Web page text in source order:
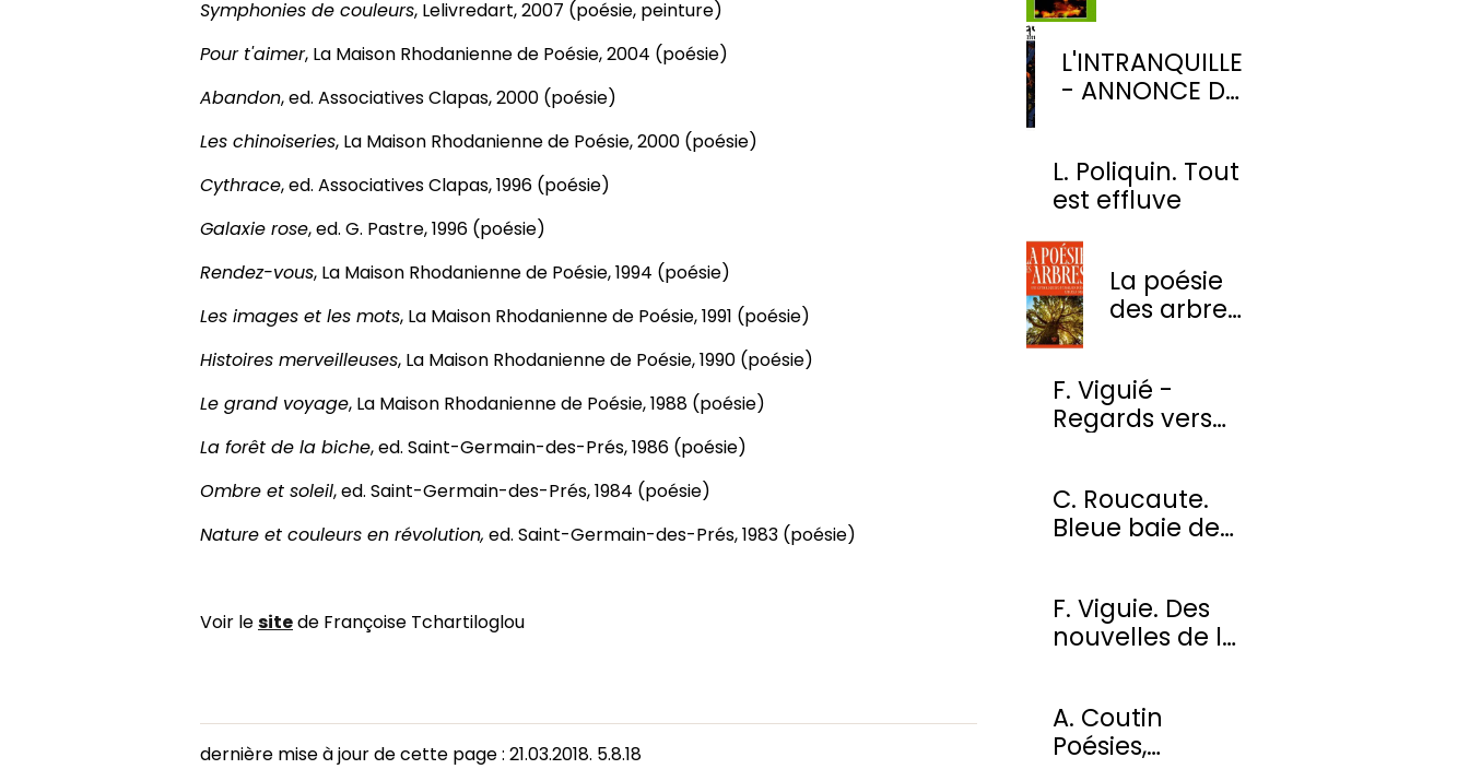
Symphonies de couleurs, Lelivredart, 2007 (poésie, peinture)
Pour t'aimer, La Maison Rhodanienne de Poésie, 2004 (poésie)
Abandon, ed. Associatives Clapas, 2000 (poésie)
Les chinoiseries, La Maison Rhodanienne de Poésie, 2000 (poésie)
Cythrace, ed. Associatives Clapas, 1996 (poésie)
Galaxie rose, ed. G. Pastre, 1996 (poésie)
Rendez-vous, La Maison Rhodanienne de Poésie, 1994 (poésie)
Les images et les mots, La Maison Rhodanienne de Poésie, 1991 (poésie)
Histoires merveilleuses, La Maison Rhodanienne de Poésie, 1990 (poésie)
Le grand voyage, La Maison Rhodanienne de Poésie, 1988 (poésie)
La forêt de la biche, ed. Saint-Germain-des-Prés, 1986 (poésie)
Ombre et soleil, ed. Saint-Germain-des-Prés, 1984 (poésie)
Nature et couleurs en révolution, ed. Saint-Germain-des-Prés, 1983 (poésie)
Voir lesitede Françoise Tchartiloglou
dernière mise à jour de cette page : 21.03.2018. 5.8.18
L'INTRANQUILLE
- ANNONCE DE
L. Poliquin. Tout
est effluve
La poésie
des arbres
des plus
beaux
F. Viguié -
Regards vers
C. Roucaute.
Bleue baie de
F. Viguie. Des
nouvelles de la
A. Coutin
Poésies,